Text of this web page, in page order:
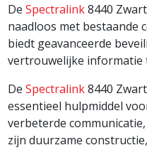
DeSpectralink8440
naadloos met bestaande
biedt geavanceerde
vertrouwelijke informatie
DeSpectralink8440
essentieel hulpmiddel
verbeterde
zijn duurzame